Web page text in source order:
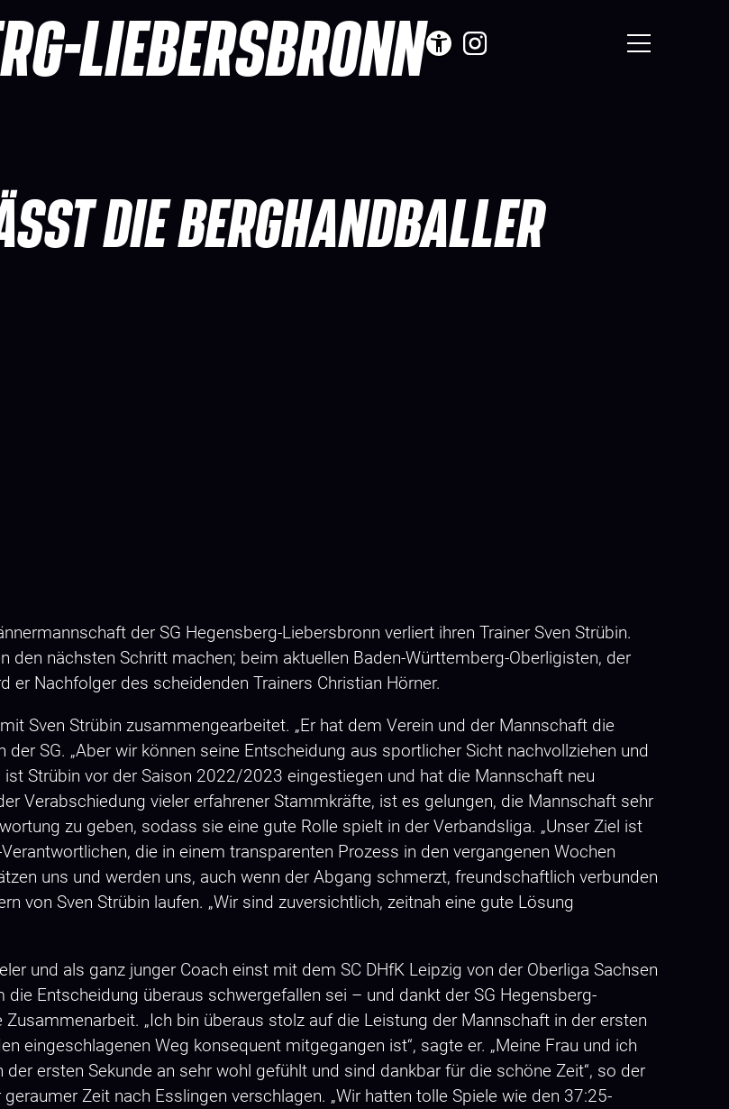
LIEBERSBRONN
DIE BERGHANDBALLER
der SG Hegensberg-Liebersbronn verliert ihren Trainer Sven Strübin.
den nächsten Schritt machen; beim aktuellen Baden-Württemberg-Oberligisten, der
Nachfolger des scheidenden Trainers Christian Hörner.
Sven Strübin zusammengearbeitet. „Er hat dem Verein und der Mannschaft die
SG. „Aber wir können seine Entscheidung aus sportlicher Sicht nachvollziehen und
Strübin vor der Saison 2022/2023 eingestiegen und hat die Mannschaft neu
Verabschiedung vieler erfahrener Stammkräfte, ist es gelungen, die Mannschaft sehr
zu geben, sodass sie eine gute Rolle spielt in der Verbandsliga. „Unser Ziel ist
die in einem transparenten Prozess in den vergangenen Wochen
uns und werden uns, auch wenn der Abgang schmerzt, freundschaftlich verbunden
von Sven Strübin laufen. „Wir sind zuversichtlich, zeitnah eine gute Lösung
und als ganz junger Coach einst mit dem SC DHfK Leipzig von der Oberliga Sachsen
Entscheidung überaus schwergefallen sei – und dankt der SG Hegensberg-
„Ich bin überaus stolz auf die Leistung der Mannschaft in der ersten
eingeschlagenen Weg konsequent mitgegangen ist“, sagte er. „Meine Frau und ich
ersten Sekunde an sehr wohl gefühlt und sind dankbar für die schöne Zeit“, so der
Zeit nach Esslingen verschlagen. „Wir hatten tolle Spiele wie den 37:25-